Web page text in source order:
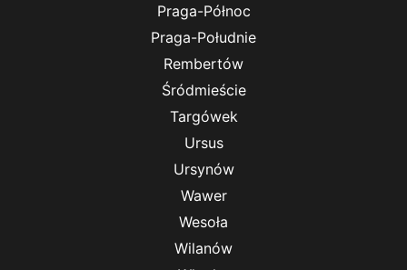
Praga-Północ
Praga-Południe
Rembertów
Śródmieście
Targówek
Ursus
Ursynów
Wawer
Wesoła
Wilanów